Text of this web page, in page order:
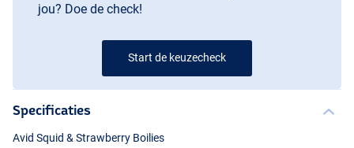
jou? Doe de check!
Start de keuzecheck
Specificaties
Avid Squid & Strawberry Boilies